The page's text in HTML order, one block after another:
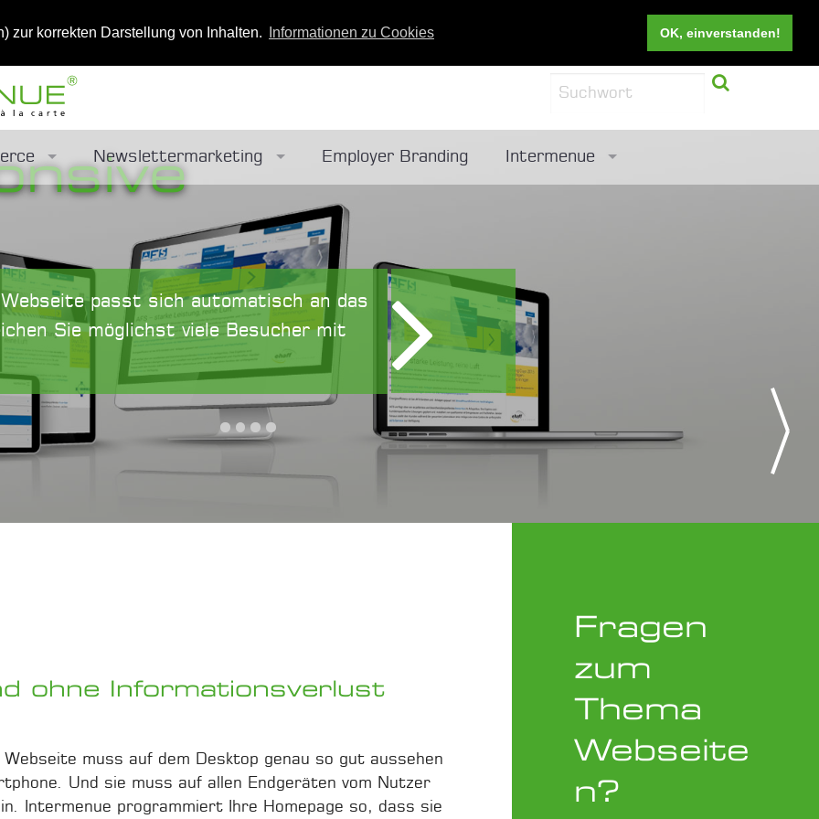
zur korrekten Darstellung von Inhalten. Informationen zu Cookies OK, einverstanden!
Newslettermarketing
Redaktionsarbeit
Newslettergestaltung
Newsletterversand
Newslettercontrolling
Employer Branding Intermenue
Leidenschaft in Erfolg verwandeln
Empfehlungsschreiben
Newsletter bestellen
Partner Coach, Trainerin,
passt sich automatisch an das
Sie möglichst viele Besucher mit
ohne Informationsverlust
muss auf dem Desktop genau so gut aussehen
Und sie muss auf allen Endgeräten vom Nutzer
Intermenue programmiert Ihre Homepage so, dass sie
Fragen
zum
Thema
Webseite
n?